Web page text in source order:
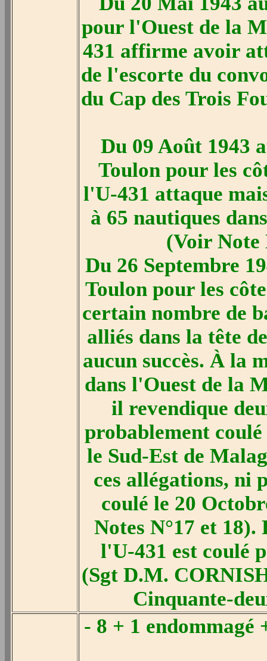
pour l'Ouest de la
431 affirme avoir
de l'escorte du
du Cap des Trois
Du 09 Août 1943
Toulon pour les
l'U-431 attaque
à 65 nautiques
(Voir Note
Du 26 Septembre
Toulon pour les
certain nombre de
alliés dans la tête
aucun succès. À la
dans l'Ouest de la
il revendique
probablement
le Sud-Est de
ces allégations, ni
coulé le 20
Notes N°17 et
l'U-431 est coulé
(Sgt D.M.
Cinquante-
- 8 + 1